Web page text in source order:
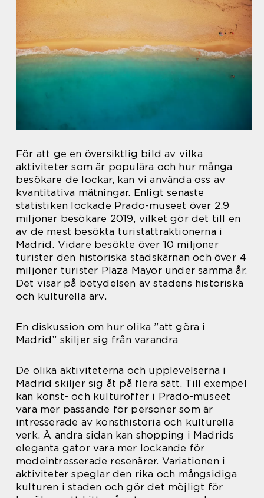
För att ge en översiktlig bild av vilka
aktiviteter som är populära och hur många
besökare de lockar, kan vi använda oss av
kvantitativa mätningar. Enligt senaste
statistiken lockade Prado-museet över 2,9
miljoner besökare 2019, vilket gör det till en
av de mest besökta turistattraktionerna i
Madrid. Vidare besökte över 10 miljoner
turister den historiska stadskärnan och över 4
miljoner turister Plaza Mayor under samma år.
Det visar på betydelsen av stadens historiska
och kulturella arv.
En diskussion om hur olika ”att göra i
Madrid” skiljer sig från varandra
De olika aktiviteterna och upplevelserna i
Madrid skiljer sig åt på flera sätt. Till exempel
kan konst- och kulturoffer i Prado-museet
vara mer passande för personer som är
intresserade av konsthistoria och kulturella
verk. Å andra sidan kan shopping i Madrids
eleganta gator vara mer lockande för
modeintresserade resenärer. Variationen i
aktiviteter speglar den rika och mångsidiga
kulturen i staden och gör det möjligt för